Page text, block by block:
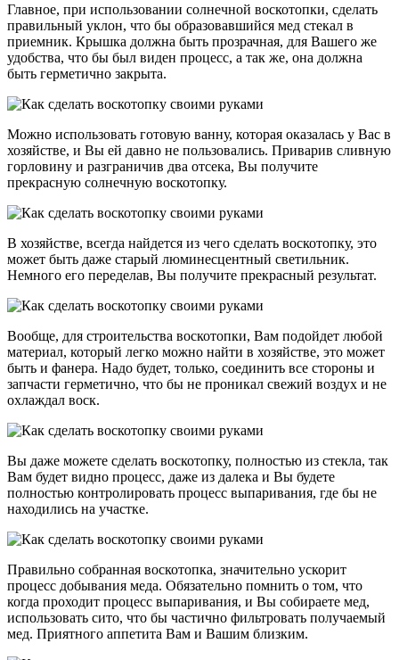
Главное, при использовании солнечной воскотопки, сделать
правильный уклон, что бы образовавшийся мед стекал в
приемник. Крышка должна быть прозрачная, для Вашего же
удобства, что бы был виден процесс, а так же, она должна
быть герметично закрыта.
Можно использовать готовую ванну, которая оказалась у Вас в
хозяйстве, и Вы ей давно не пользовались. Приварив сливную
горловину и разграничив два отсека, Вы получите
прекрасную солнечную воскотопку.
В хозяйстве, всегда найдется из чего сделать воскотопку, это
может быть даже старый люминесцентный светильник.
Немного его переделав, Вы получите прекрасный результат.
Вообще, для строительства воскотопки, Вам подойдет любой
материал, который легко можно найти в хозяйстве, это может
быть и фанера. Надо будет, только, соединить все стороны и
запчасти герметично, что бы не проникал свежий воздух и не
охлаждал воск.
Вы даже можете сделать воскотопку, полностью из стекла, так
Вам будет видно процесс, даже из далека и Вы будете
полностью контролировать процесс выпаривания, где бы не
находились на участке.
Правильно собранная воскотопка, значительно ускорит
процесс добывания меда. Обязательно помнить о том, что
когда проходит процесс выпаривания, и Вы собираете мед,
использовать сито, что бы частично фильтровать получаемый
мед. Приятного аппетита Вам и Вашим близким.